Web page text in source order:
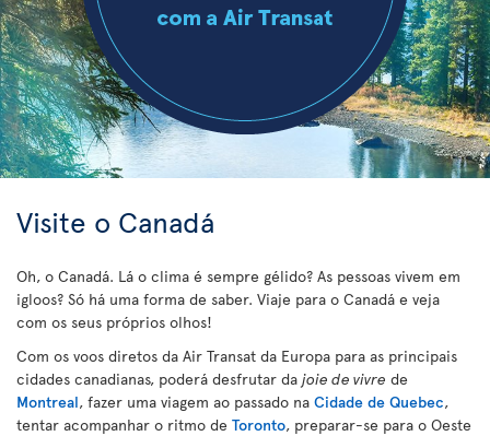
Visite o Canadá
Oh, o Canadá. Lá o clima é sempre gélido? As pessoas vivem em
igloos? Só há uma forma de saber. Viaje para o Canadá e veja
com os seus próprios olhos!
Com os voos diretos da Air Transat da Europa para as principais
cidades canadianas, poderá desfrutar da joie de vivre de
Montreal, fazer uma viagem ao passado na Cidade de Quebec,
tentar acompanhar o ritmo de Toronto, preparar-se para o Oeste